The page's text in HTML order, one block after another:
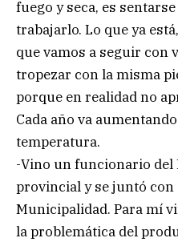
fuego y seca, es
trabajarlo. Lo que ya
que vamos a seguir con
tropezar con la misma
porque en realidad no
Cada año va
temperatura.
-Vino un funcionario
provincial y se juntó con
Municipalidad. Para mí
la problemática del